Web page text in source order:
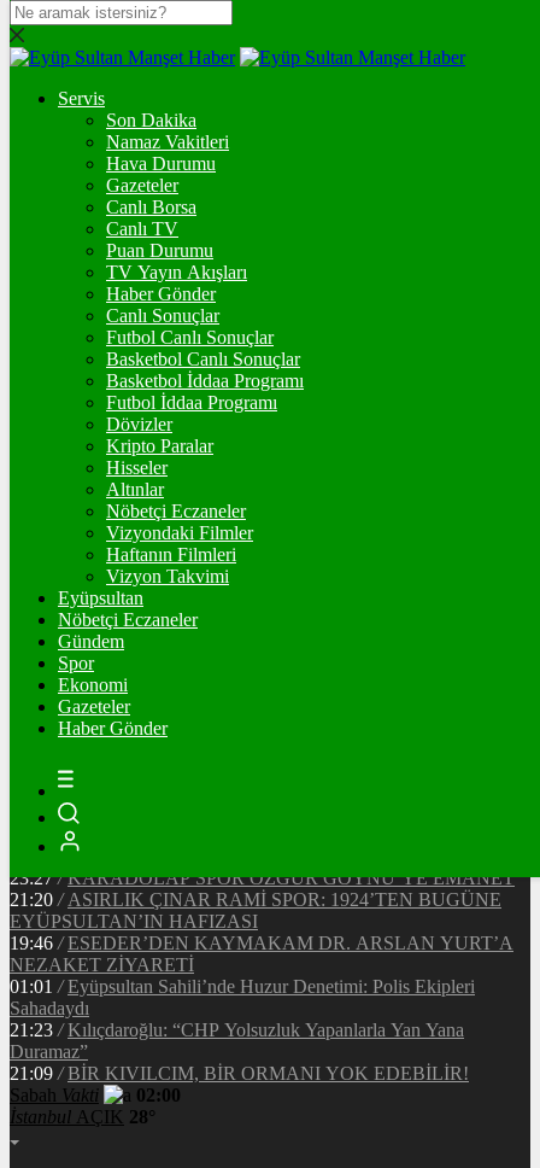
DOLAR
47,7060$% 0.17
EURO
% 0
STERLİN
% 0.05
GRAM ALTIN
%1,28
%1,10
BİTCOİN
฿%-0.8
ETHEREUM
%-0.4
TETHER
47.67
$%0
Servis
Son Dakika
Namaz Vakitleri
Hava Durumu
Gazeteler
Canlı Borsa
Canlı TV
Puan Durumu
TV Yayın Akışları
Haber Gönder
Canlı Sonuçlar
Futbol Canlı Sonuçlar
Basketbol Canlı Sonuçlar
Basketbol İddaa Programı
Futbol İddaa Programı
Dövizler
Kripto Paralar
Hisseler
Altınlar
Nöbetçi Eczaneler
Vizyondaki Filmler
Haftanın Filmleri
Vizyon Takvimi
Eyüpsultan
Nöbetçi Eczaneler
Gündem
Spor
Ekonomi
Gazeteler
Haber Gönder
20:37 / CHP EYÜPSULTAN İLÇE ÖRGÜTÜ ÜYELERİ
/ MHP EYÜPSULTAN TEŞKİLATI’NIN ACI GÜNÜ
13:33
/ BAŞKAN DR. MİTHAT BÜLENT ÖZMEN’DEN
KAMUOYUNA AÇIKLAMA
Makyaj Sanatçısı Uzay Damla Yıldız, Uluslararası
Başarılarıyla Türkiye’yi Temsil Ediyor
23:27 / KARADOLAP SPOR ÖZGÜR GÖYNÜ’YE EMANET
21:20 / ASIRLIK ÇINAR RAMİ SPOR: 1924’TEN BUGÜNE
EYÜPSULTAN’IN HAFIZASI
19:46 / ESEDER’DEN KAYMAKAM DR. ARSLAN YURT’A
NEZAKET ZİYARETİ
01:01 / Eyüpsultan Sahili’nde Huzur Denetimi: Polis Ekipleri
Sahadaydı
21:23 / Kılıçdaroğlu: “CHP Yolsuzluk Yapanlarla Yan Yana
Duramaz”
21:09 / BİR KIVILCIM, BİR ORMANI YOK EDEBİLİR!
Sabah Vakti
02:00
İstanbul AÇIK 28°